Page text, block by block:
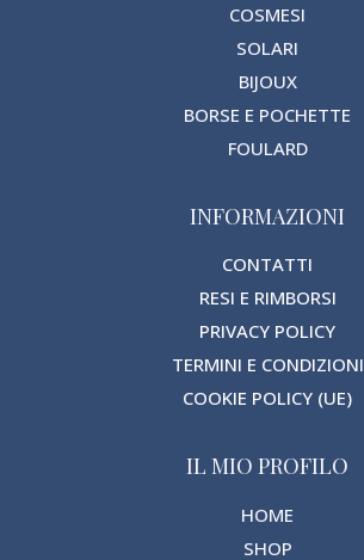
COSMESI
SOLARI
BIJOUX
BORSE E POCHETTE
FOULARD
INFORMAZIONI
CONTATTI
RESI E RIMBORSI
PRIVACY POLICY
TERMINI E CONDIZIONI
COOKIE POLICY (UE)
IL MIO PROFILO
HOME
SHOP